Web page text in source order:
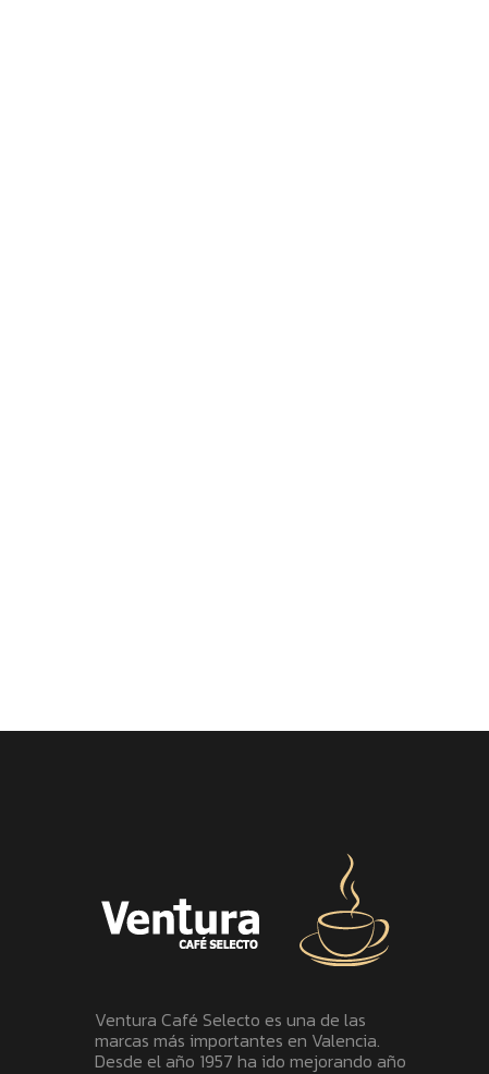
Ventura Café Selecto es una de las
marcas más importantes en Valencia.
Desde el año 1957 ha ido mejorando año